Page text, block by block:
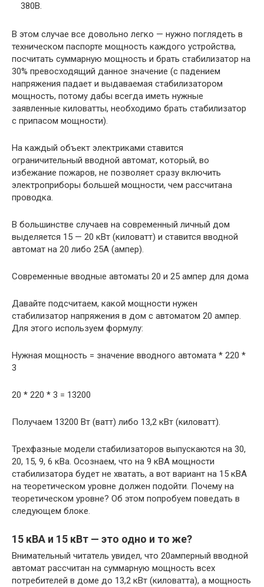
380В.
В этом случае все довольно легко — нужно поглядеть в
техническом паспорте мощность каждого устройства,
посчитать суммарную мощность и брать стабилизатор на
30% превосходящий данное значение (с падением
напряжения падает и выдаваемая стабилизатором
мощность, потому дабы всегда иметь нужные
заявленные киловатты, необходимо брать стабилизатор
с припасом мощности).
На каждый объект электриками ставится
ограничительный вводной автомат, который, во
избежание пожаров, не позволяет сразу включить
электроприборы большей мощности, чем рассчитана
проводка.
В большинстве случаев на современный личный дом
выделяется 15 — 20 кВт (киловатт) и ставится вводной
автомат на 20 либо 25А (ампер).
Современные вводные автоматы 20 и 25 ампер для дома
Давайте подсчитаем, какой мощности нужен
стабилизатор напряжения в дом с автоматом 20 ампер.
Для этого используем формулу:
Нужная мощность = значение вводного автомата * 220 *
3
20 * 220 * 3 = 13200
Получаем 13200 Вт (ватт) либо 13,2 кВт (киловатт).
Трехфазные модели стабилизаторов выпускаются на 30,
20, 15, 9, 6 кВа. Осознаем, что на 9 кВА мощности
стабилизатора будет не хватать, а вот вариант на 15 кВА
на теоретическом уровне должен подойти. Почему на
теоретическом уровне? Об этом попробуем поведать в
следующем блоке.
15 кВА и 15 кВт — это одно и то же?
Внимательный читатель увидел, что 20амперный вводной
автомат рассчитан на суммарную мощность всех
потребителей в доме до 13,2 кВт (киловатта), а мощность